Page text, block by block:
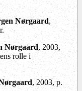
Nørgaard,
Nørgaard, 2003,
rolle i
, 2003, p.